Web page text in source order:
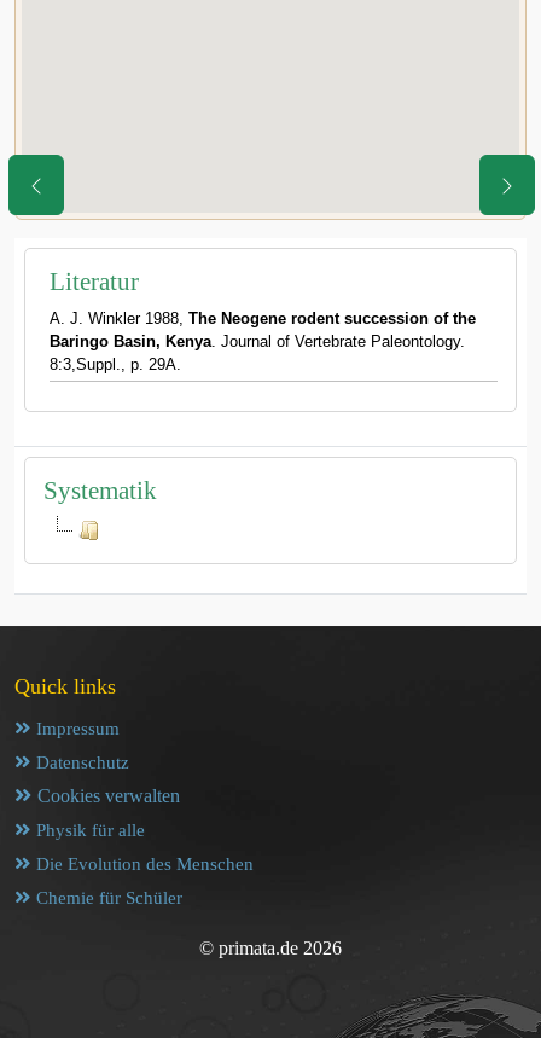
Literatur
A. J. Winkler 1988, The Neogene rodent succession of the
Baringo Basin, Kenya. Journal of Vertebrate Paleontology.
8:3,Suppl., p. 29A.
Systematik
Quick links
Impressum
Datenschutz
Cookies verwalten
Physik für alle
Die Evolution des Menschen
Chemie für Schüler
© primata.de 2026